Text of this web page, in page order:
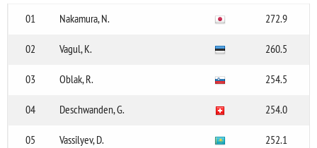
01
Nakamura, N. 272.9
02 Vagul, K. 260.5
03 Oblak, R. 254.5
04 Deschwanden, G. 254.0
05 Vassilyev, D. 252.1